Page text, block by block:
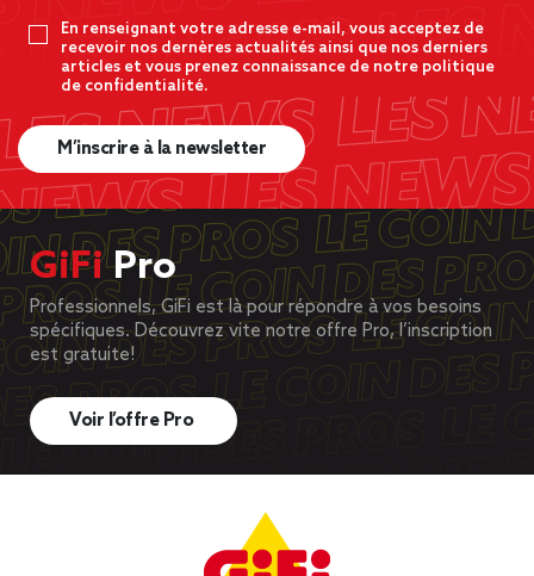
En renseignant votre adresse e-mail, vous acceptez de
recevoir nos dernères actualités ainsi que nos derniers
articles et vous prenez connaissance de notre politique
de confidentialité.
M’inscrire à la newsletter
GiFiPro
Professionnels, GiFi est là pour répondre à vos besoins
spécifiques. Découvrez vite notre offre Pro, l’inscription
est gratuite!
Voir l’offre Pro